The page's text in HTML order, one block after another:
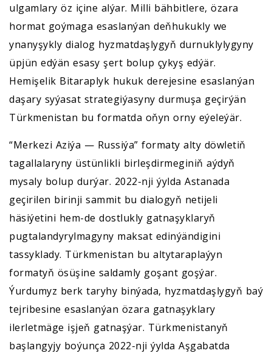
ulgamlary öz içine alýar. Milli bähbitlere, özara
hormat goýmaga esaslanýan deňhukukly we
ynanyşykly dialog hyzmatdaşlygyň durnuklylygyny
üpjün edýän esasy şert bolup çykyş edýär.
Hemişelik Bitaraplyk hukuk derejesine esaslanýan
daşary syýasat strategiýasyny durmuşa geçirýän
Türkmenistan bu formatda oňyn orny eýeleýär.
“Merkezi Aziýa — Russiýa” formaty alty döwletiň
tagallalaryny üstünlikli birleşdirmeginiň aýdyň
mysaly bolup durýar. 2022-nji ýylda Astanada
geçirilen birinji sammit bu dialogyň netijeli
häsiýetini hem-de dostlukly gatnaşyklaryň
pugtalandyrylmagyny maksat edinýändigini
tassyklady. Türkmenistan bu altytaraplaýyn
formatyň ösüşine saldamly goşant goşýar.
Ýurdumyz berk taryhy binýada, hyzmatdaşlygyň baý
tejribesine esaslanýan özara gatnaşyklary
ilerletmäge işjeň gatnaşýar. Türkmenistanyň
başlangyjy boýunça 2022-nji ýylda Aşgabatda